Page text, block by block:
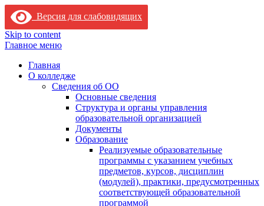
Версия для слабовидящих
Skip to content
Главное меню
Главная
О колледже
Сведения об ОО
Основные сведения
Структура и органы управления
образовательной организацией
Документы
Образование
Реализуемые образовательные
программы с указанием учебных
предметов, курсов, дисциплин
(модулей), практики, предусмотренных
соответствующей образовательной
программой